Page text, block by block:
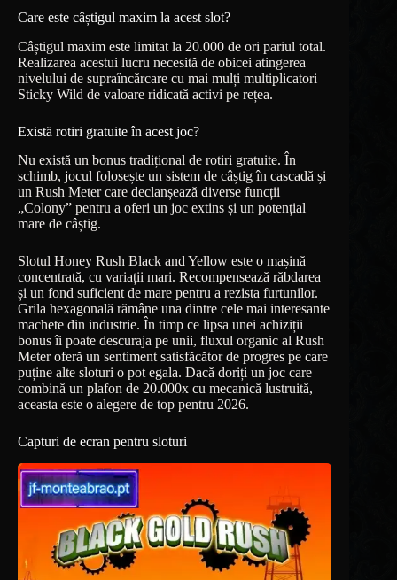
Care este câștigul maxim la acest slot?
Câștigul maxim este limitat la 20.000 de ori pariul total.
Realizarea acestui lucru necesită de obicei atingerea
nivelului de supraîncărcare cu mai mulți multiplicatori
Sticky Wild de valoare ridicată activi pe rețea.
Există rotiri gratuite în acest joc?
Nu există un bonus tradițional de rotiri gratuite. În
schimb, jocul folosește un sistem de câștig în cascadă și
un Rush Meter care declanșează diverse funcții
„Colony” pentru a oferi un joc extins și un potențial
mare de câștig.
Slotul Honey Rush Black and Yellow este o mașină
concentrată, cu variații mari. Recompensează răbdarea
și un fond suficient de mare pentru a rezista furtunilor.
Grila hexagonală rămâne una dintre cele mai interesante
machete din industrie. În timp ce lipsa unei achiziții
bonus îi poate descuraja pe unii, fluxul organic al Rush
Meter oferă un sentiment satisfăcător de progres pe care
puține alte sloturi o pot egala. Dacă doriți un joc care
combină un plafon de 20.000x cu mecanică lustruită,
aceasta este o alegere de top pentru 2026.
Capturi de ecran pentru sloturi